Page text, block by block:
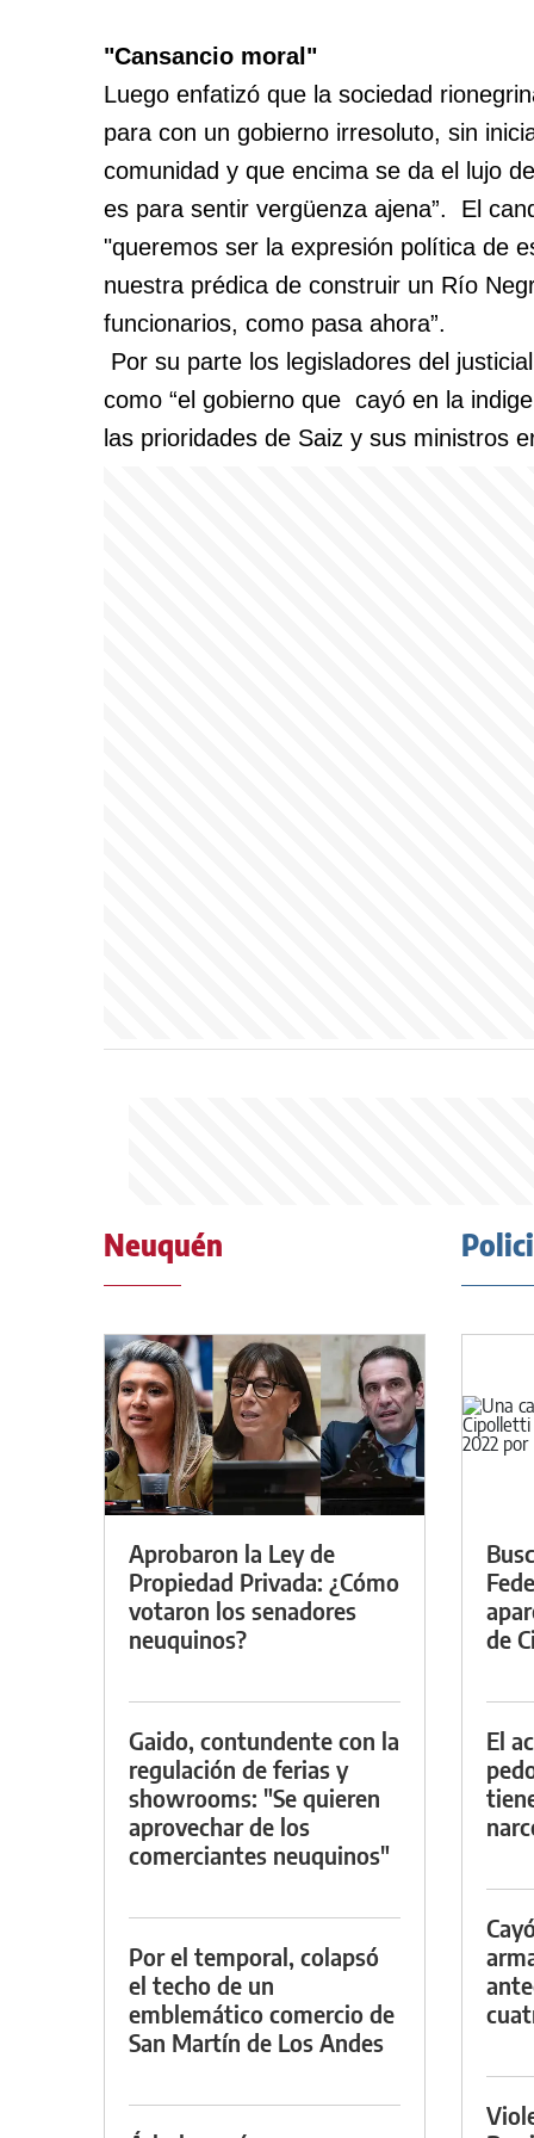
"Cansancio moral"
Luego enfatizó que la sociedad
para con un gobierno irresoluto, sin
comunidad y que encima se da el lujo
es para sentir vergüenza ajena”. El
"queremos ser la expresión política de
nuestra prédica de construir un Río
funcionarios, como pasa ahora”.
Por su parte los legisladores del
como “el gobierno que cayó en la
las prioridades de Saiz y sus ministros
Neuquén
Aprobaron la Ley de
Propiedad Privada: ¿Cómo
votaron los senadores
neuquinos?
Gaido, contundente con la
regulación de ferias y
showrooms: "Se quieren
aprovechar de los
comerciantes neuquinos"
Por el temporal, colapsó
el techo de un
emblemático comercio de
San Martín de Los Andes
de
El